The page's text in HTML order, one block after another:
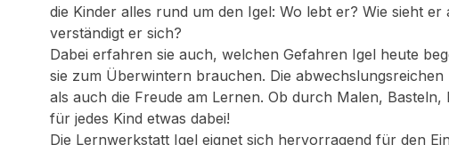
die Kinder alles rund um den Igel: Wo lebt er? Wie sieht
verständigt er sich?
Dabei erfahren sie auch, welchen Gefahren Igel heute
sie zum Überwintern brauchen. Die
als auch die Freude am Lernen. Ob durch Malen,
für jedes Kind etwas dabei!
Die Lernwerkstatt Igel eignet sich hervorragend für den